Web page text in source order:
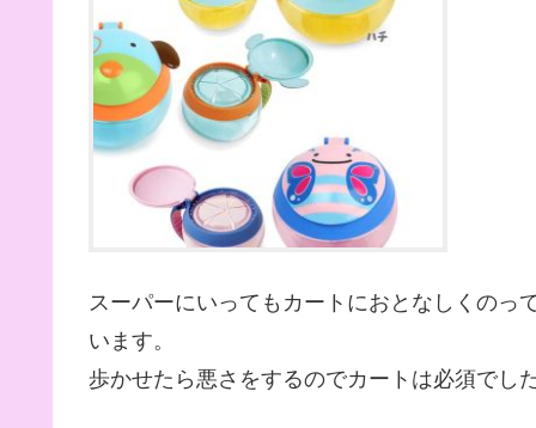
スーパーにいってもカートにおとなしくのっ
います。
歩かせたら悪さをするのでカートは必須でし